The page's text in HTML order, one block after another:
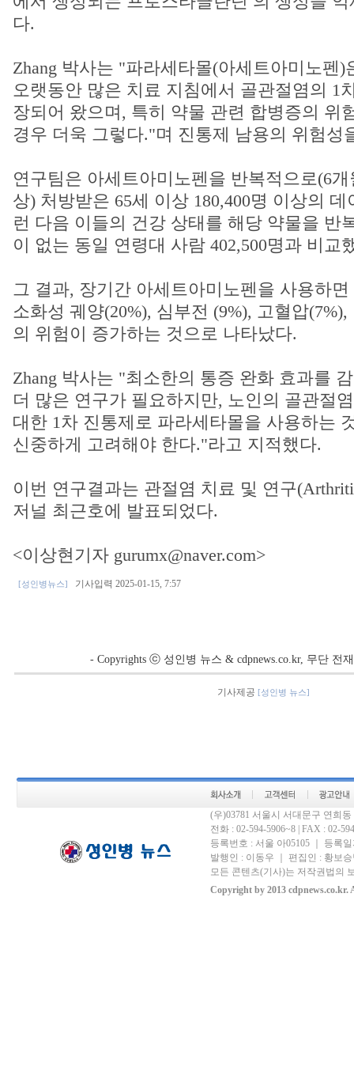
다.
Zhang 박사는 "파라세타몰(아세트아미노펜)
오랫동안 많은 치료 지침에서 골관절염의 1
장되어 왔으며, 특히 약물 관련 합병증의 위
경우 더욱 그렇다."며 진통제 남용의 위험성
연구팀은 아세트아미노펜을 반복적으로(6
상) 처방받은 65세 이상 180,400명 이상의
런 다음 이들의 건강 상태를 해당 약물을 반
이 없는 동일 연령대 사람 402,500명과 비교
그 결과, 장기간 아세트아미노펜을 사용하면
소화성 궤양(20%), 심부전 (9%), 고혈압
의 위험이 증가하는 것으로 나타났다.
Zhang 박사는 "최소한의 통증 완화 효과를
더 많은 연구가 필요하지만, 노인의 골관절
대한 1차 진통제로 파라세타몰을 사용하는
신중하게 고려해야 한다."라고 지적했다.
이번 연구결과는 관절염 치료 및 연구
저널 최근호에 발표되었다.
<이상현기자 gurumx@naver.com>
[성인병뉴스] 기사입력 2025-01-15, 7:57
- Copyrights ⓒ 성인병 뉴스 & cdpnews.co.kr, 무단 전
기사제공 [성인병 뉴스]
(우)03781 서울시 서대문구 연희
전화 : 02-594-5906~8 | FAX : 02-
등록번호 : 서울 아05105 ｜ 등록
발행인 : 이동우 ｜ 편집인 : 황보
모든 콘텐츠(기사)는 저작권법의
Copyright by 2013 cdpnews.co.kr.